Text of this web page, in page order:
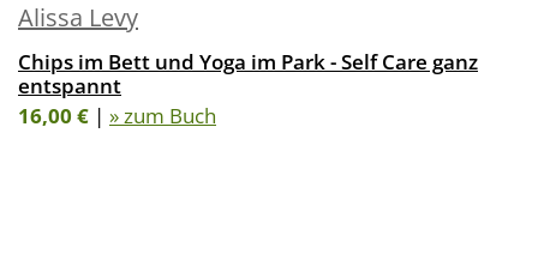
Alissa Levy
Chips im Bett und Yoga im Park - Self Care ganz
entspannt
16,00 € | » zum Buch